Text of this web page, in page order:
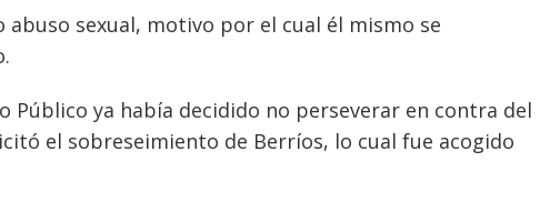
abuso sexual, motivo por el cual él mismo se
Público ya había decidido no perseverar en contra del
el sobreseimiento de Berríos, lo cual fue acogido